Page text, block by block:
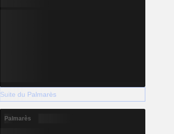
Suite du Palmarès
Palmarès